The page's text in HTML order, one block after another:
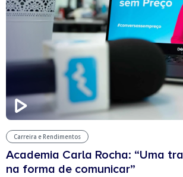
Carreira e Rendimentos
Academia Carla Rocha: “Uma
na forma de comunicar”